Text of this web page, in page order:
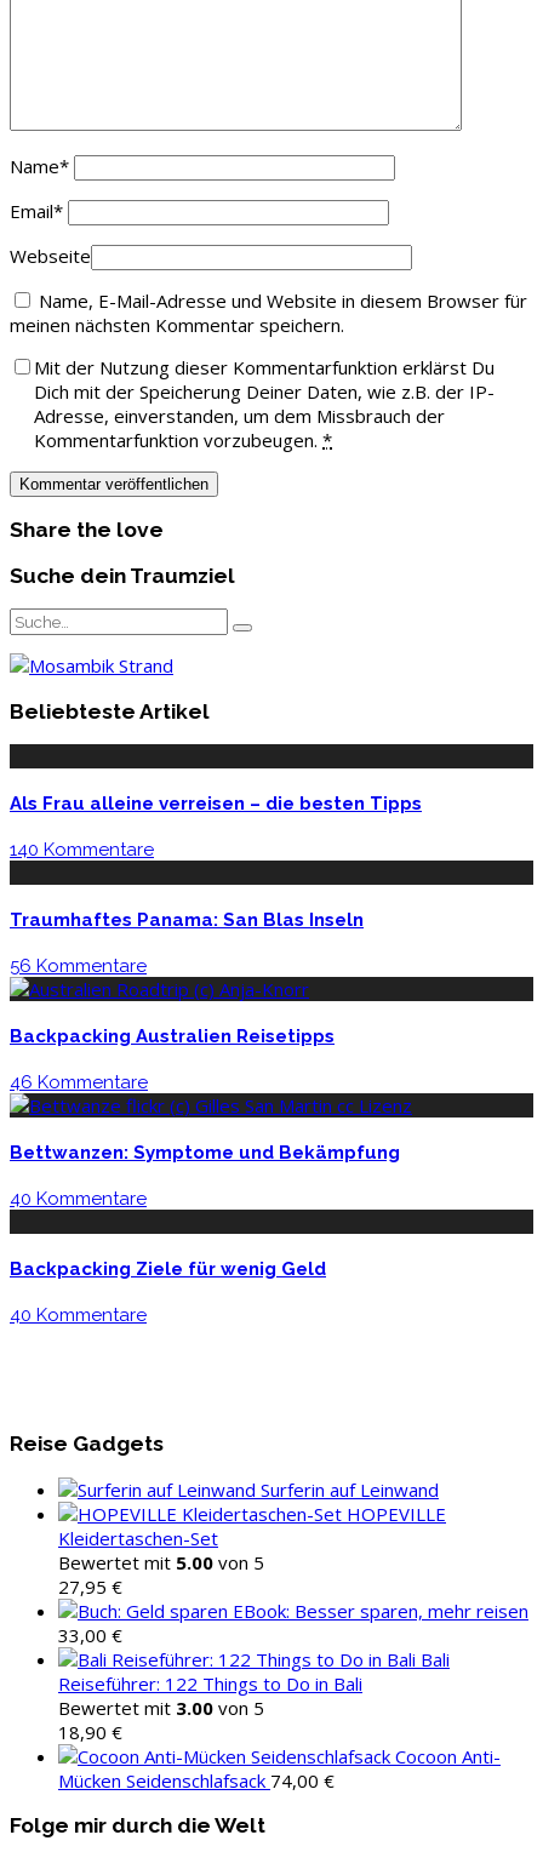
Name*
Email*
Webseite
Name, E-Mail-Adresse und Website in diesem Browser für
meinen nächsten Kommentar speichern.
Mit der Nutzung dieser Kommentarfunktion erklärst Du
Dich mit der Speicherung Deiner Daten, wie z.B. der IP-
Adresse, einverstanden, um dem Missbrauch der
Kommentarfunktion vorzubeugen. *
Share the love
Suche dein Traumziel
Beliebteste Artikel
Als Frau alleine verreisen – die besten Tipps
140 Kommentare
Traumhaftes Panama: San Blas Inseln
56 Kommentare
Backpacking Australien Reisetipps
46 Kommentare
Bettwanzen: Symptome und Bekämpfung
40 Kommentare
Backpacking Ziele für wenig Geld
40 Kommentare
Reise Gadgets
Surferin auf Leinwand
HOPEVILLE
Kleidertaschen-Set
Bewertet mit 5.00 von 5
27,95 €
EBook: Besser sparen, mehr reisen
33,00 €
Bali
Reiseführer: 122 Things to Do in Bali
Bewertet mit 3.00 von 5
18,90 €
Cocoon Anti-
Mücken Seidenschlafsack 74,00 €
Folge mir durch die Welt